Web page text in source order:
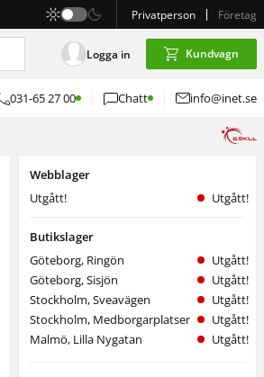
Privatperson Företag
Logga in Kundvagn
031-65 27 00 Chatt info@inet.se
Webblager
Utgått!
Utgått!
Butikslager
Göteborg, Ringön
Utgått!
Göteborg, Sisjön
Utgått!
Stockholm, Sveavägen
Utgått!
Stockholm, Medborgarplatsen
Utgått!
Malmö, Lilla Nygatan
Utgått!